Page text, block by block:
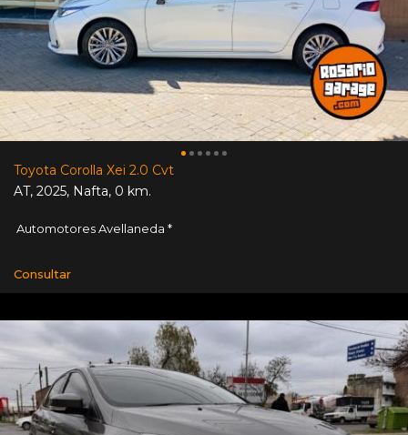
Toyota Corolla Xei 2.0 Cvt
AT, 2025, Nafta, 0 km.
Automotores Avellaneda *
Consultar